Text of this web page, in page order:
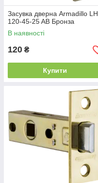
Засувка дверна Armadillo LH
120-45-25 AB Бронза
В наявності
120 ₴
Купити